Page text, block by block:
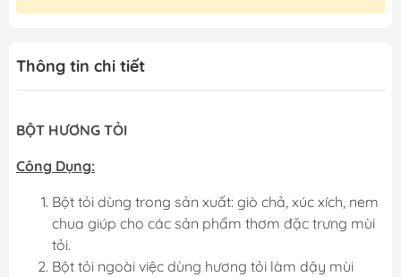
Thông tin chi tiết
BỘT HƯƠNG TỎI
Công Dụng:
Bột tỏi dùng trong sản xuất: giò chả, xúc xích, nem
chua giúp cho các sản phẩm thơm đặc trưng mùi
tỏi.
Bột tỏi ngoài việc dùng hương tỏi làm dậy mùi